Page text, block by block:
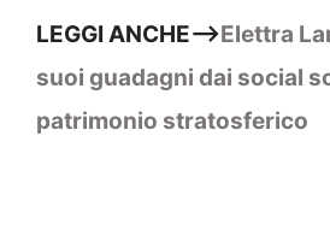
LEGGI ANCHE–>Elettra
suoi guadagni dai social
patrimonio stratosferico